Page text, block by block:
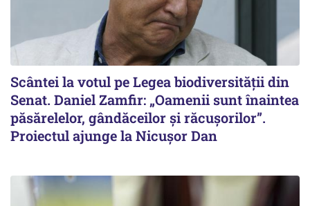
Scântei la votul pe Legea biodiversității din
Senat. Daniel Zamfir: „Oamenii sunt înaintea
păsărelelor, gândăceilor și răcușorilor”.
Proiectul ajunge la Nicușor Dan